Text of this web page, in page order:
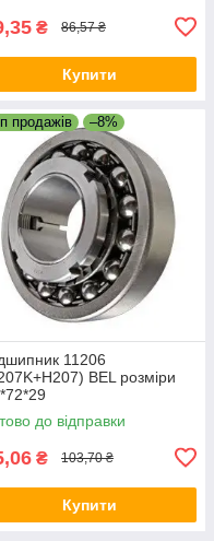
₴ 86,57 ₴
Купити
продажів –8%
11206
BEL розміри
до відправки
₴ 103,70 ₴
Купити